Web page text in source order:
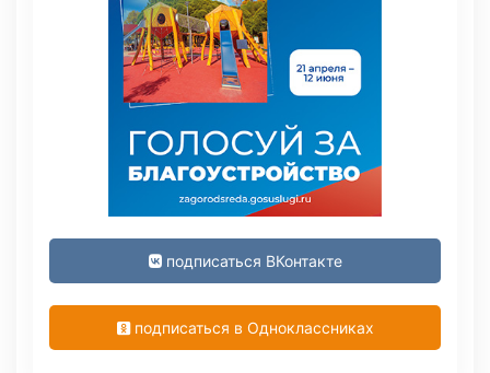
подписаться ВКонтакте
подписаться в Одноклассниках